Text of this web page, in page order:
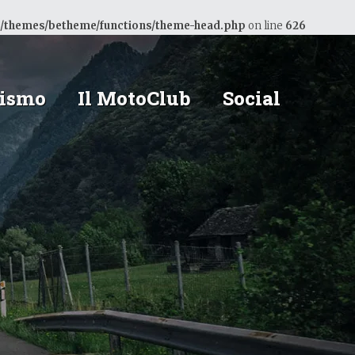
betheme/functions/theme-head.php on line 626
Il MotoClub Social